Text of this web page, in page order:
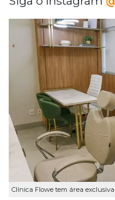
Clínica Flowe tem área